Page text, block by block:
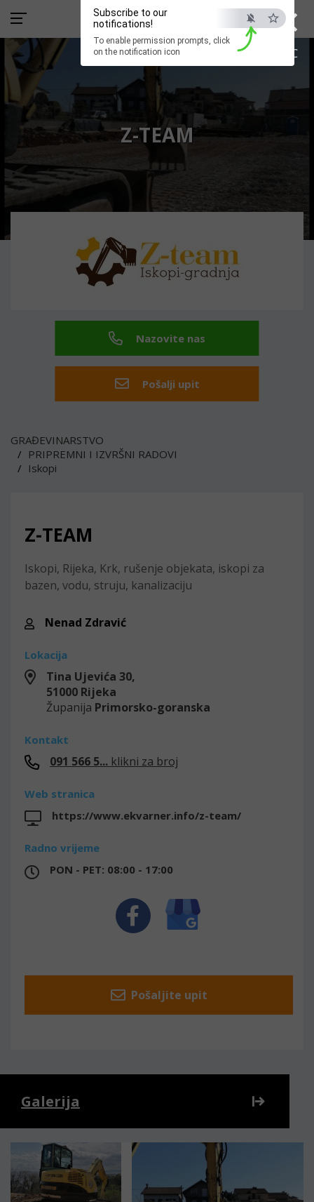
×
ESC
Subscribe to our
notifications!
To enable permission prompts, click
on the notification icon
Z-TEAM
Nazovite nas
Pošalji upit
GRAĐEVINARSTVO
PRIPREMNI I IZVRŠNI RADOVI
Iskopi
Z-TEAM
Iskopi, Rijeka, Krk, rušenje objekata, iskopi za
bazen, vodu, struju, kanalizaciju
Nenad Zdravić
Lokacija
Tina Ujevića 30,
51000 Rijeka
Županija Primorsko-goranska
Kontakt
091 566 5... klikni za broj
Web stranica
https://www.ekvarner.info/z-team/
Radno vrijeme
PON - PET: 08:00 - 17:00
Pošaljite upit
Galerija